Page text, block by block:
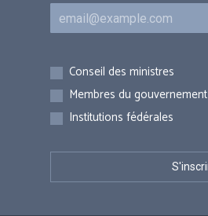
Courriel
Inscriptions
Conseil des ministres
Membres du gouvernement
Institutions fédérales